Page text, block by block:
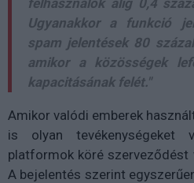
Ugyanakkor a funkció
spam jelentések 80
amikor a közösségek
kapacitásának felét."
Amikor valódi emberek
is olyan tevékenységeket
platformok köré szerveződést
A bejelentés szerint